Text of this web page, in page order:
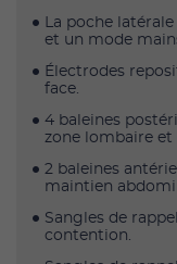
La poche
et un mode
Électrodes
face.
4 baleines
zone lombaire et
2 baleines
maintien
Sangles de
contention.